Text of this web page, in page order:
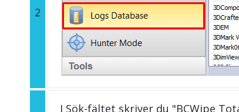
2
I Sök-fältet skriver du "BCWipe